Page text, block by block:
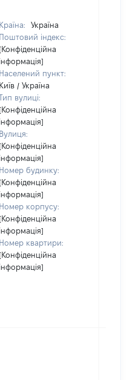
Країна:
Україна
Поштовий індекс:
[Конфіденційна
інформація]
Населений пункт:
Київ / Україна
вулиці:
[Конфіденційна
інформація]
Вулиця:
[Конфіденційна
інформація]
Номер будинку:
[Конфіденційна
інформація]
Номер корпусу:
[Конфіденційна
інформація]
Номер квартири:
[Конфіденційна
інформація]